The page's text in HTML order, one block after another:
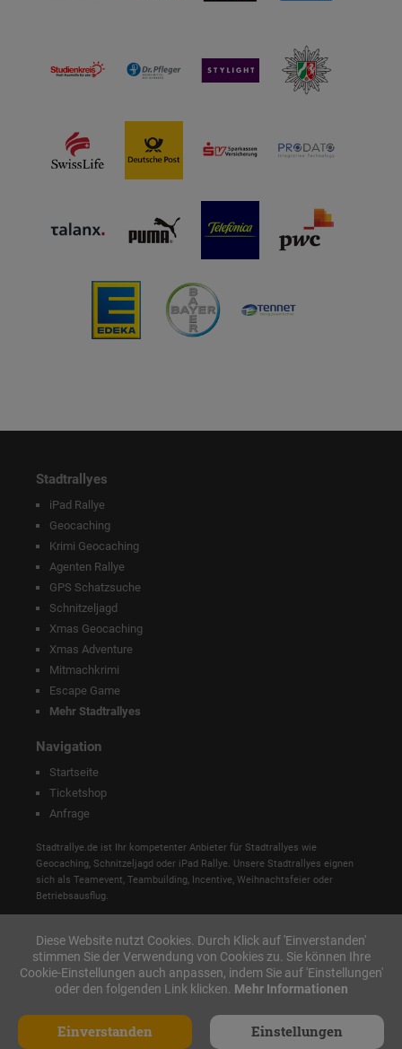
Stadtrallyes
iPad Rallye
Geocaching
Krimi Geocaching
Agenten Rallye
GPS Schatzsuche
Schnitzeljagd
Xmas Geocaching
Xmas Adventure
Mitmachkrimi
Escape Game
Mehr Stadtrallyes
Navigation
Startseite
Ticketshop
Anfrage
Stadtrallye.de ist Ihr kompetenter Anbieter für Stadtrallyes wie
Geocaching, Schnitzeljagd oder iPad Rallye. Unsere Stadtrallyes eignen
sich als Teamevent, Teambuilding, Incentive, Weihnachtsfeier oder
Betriebsausflug.
Diese Website nutzt Cookies. Durch Klick auf 'Einverstanden'
stimmen Sie der Verwendung von Cookies zu. Sie können Ihre
Cookie-Einstellungen auch anpassen, indem Sie auf 'Einstellungen'
oder den folgenden Link klicken. Mehr Informationen
Einverstanden Einstellungen